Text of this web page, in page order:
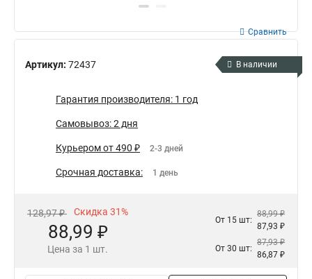
Артикул: 72437
Сравнить
В наличии
Гарантия производителя: 1 год
Самовывоз: 2 дня
Курьером от 490 ₽ 2-3 дней
Срочная доставка: 1 день
128,97 ₽ Скидка 31%
88,99 ₽
Цена за 1 шт.
От 15 шт:
88,99 ₽
87,93 ₽
От 30 шт:
87,93 ₽
86,87 ₽